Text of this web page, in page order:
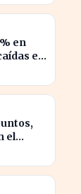
en
en
el